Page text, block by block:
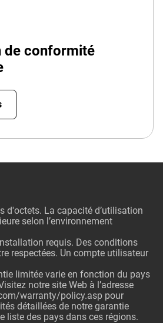
de conformité
d'octets. La capacité d’utilisation
selon l’environnement
requis. Des conditions
respectées. Un compte utilisateur
limitée varie en fonction du pays
notre site Web à l’adresse
warranty/policy.asp pour
détaillées de notre garantie
liste des pays dans ces régions.